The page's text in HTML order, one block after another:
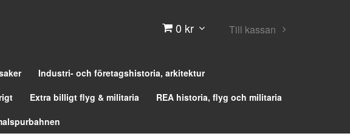
0 kr Till kassan
Industri- och företagshistoria, arkitektur
Extra billigt flyg & militaria
REA historia, flyg och militaria